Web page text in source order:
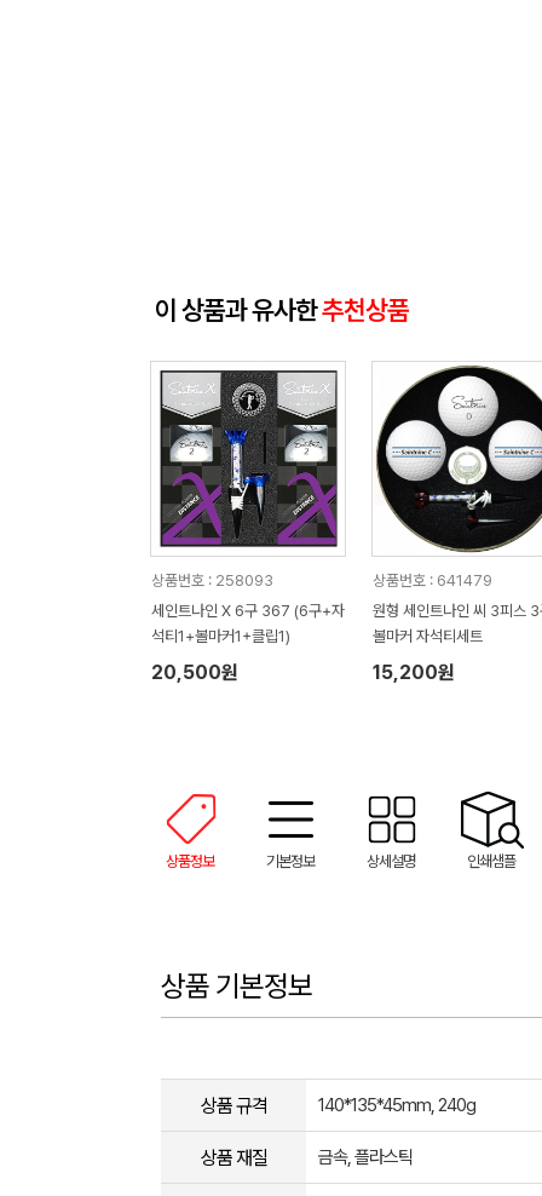
이 상품과 유사한추천상품
상품번호 : 258093
세인트나인 X 6구 367 (6구+자
석티1+볼마커1+클립1)
20,500원
상품번호 : 641479
원형 세인트나인 씨 3피스 3
볼마커 자석티세트
15,200원
상품정보 기본정보 상세설명 인쇄샘플
상품 기본정보
상품 규격 140*135*45mm, 240g
상품 재질 금속, 플라스틱